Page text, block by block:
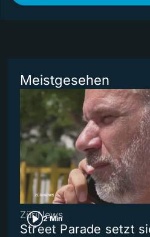
Meistgesehen
2 Min
ZüriNews
Street Parade setzt